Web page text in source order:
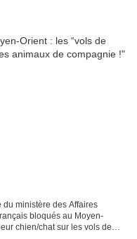
du ministère des Affaires
bloqués au Moyen-
chien/chat sur les vols de